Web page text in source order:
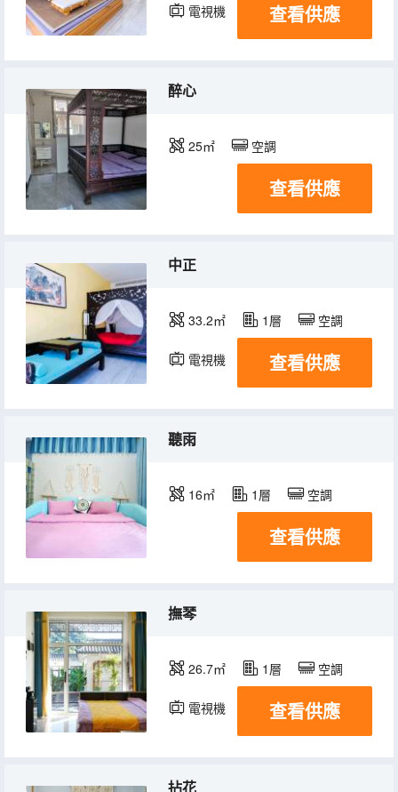
電視機 查看供應
醉心
25㎡ 空調
查看供應
中正
33.2㎡ 1層 空調
電視機 查看供應
聽雨
16㎡ 1層 空調
查看供應
撫琴
26.7㎡ 1層 空調
電視機 查看供應
拈花